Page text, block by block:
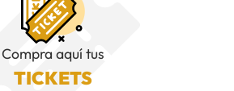
Compra aquí tus
TICKETS